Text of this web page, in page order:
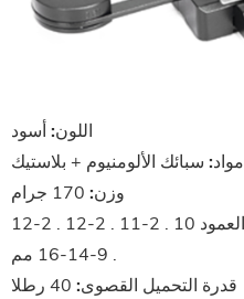
اللون:أسود
مواد: سبائك الألومنيوم + بلاستيك
وزن:
يمكن أن يكون قطر العمود 10 . 2-11 . 2-12 . 2-12
. 9-14-16 مم
قدرة التحميل القصوى: